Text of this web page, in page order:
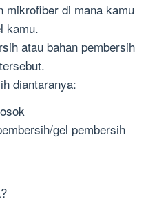
mikrofiber di mana kamu
kamu.
atau bahan pembersih
diantaranya:
gel pembersih